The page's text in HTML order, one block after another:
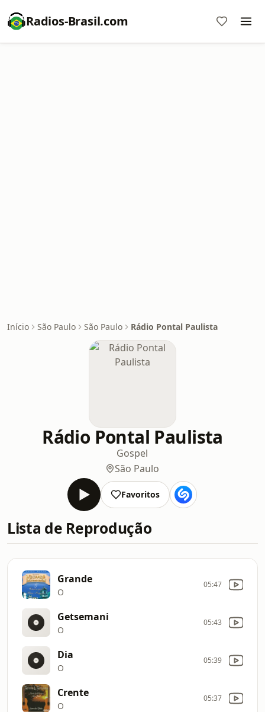
Radios-Brasil.com
Início São Paulo São Paulo Rádio Pontal Paulista
Rádio Pontal Paulista
Gospel
São Paulo
Favoritos
Lista de Reprodução
Grande
O
05:47
Getsemani
O
05:43
Dia
O
05:39
Crente
O
05:37